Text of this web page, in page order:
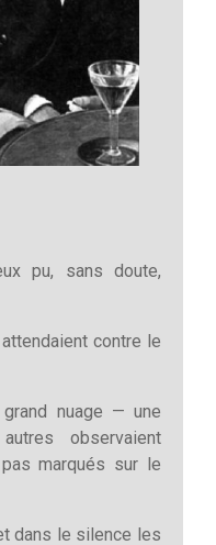
pu, sans doute,
contre le
nuage — une
observaient
marqués sur le
dans le silence les